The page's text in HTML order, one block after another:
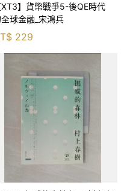
XT3】貨幣戰爭5-後QE時代
球金融_宋鴻兵
229